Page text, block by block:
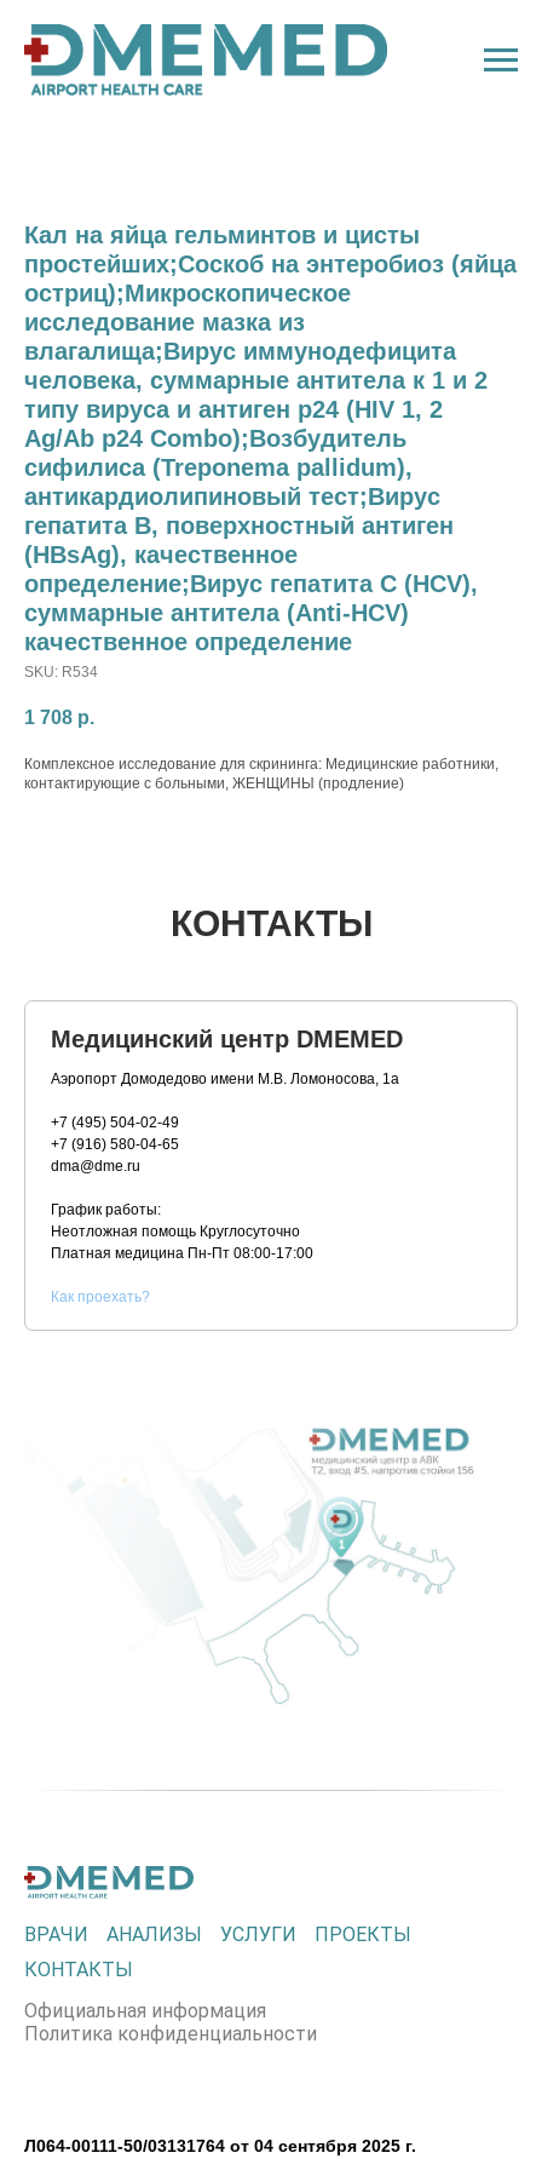
Кал на яйца гельминтов и цисты
простейших;Соскоб на энтеробиоз (яйца
остриц);Микроскопическое
исследование мазка из
влагалища;Вирус иммунодефицита
человека, суммарные антитела к 1 и 2
типу вируса и антиген p24 (HIV 1, 2
Ag/Ab p24 Combo);Возбудитель
сифилиса (Treponema pallidum),
антикардиолипиновый тест;Вирус
гепатита В, поверхностный антиген
(HBsAg), качественное
определение;Вирус гепатита С (HCV),
суммарные антитела (Anti-HCV)
качественное определение
SKU: R534
1 708 р.
Комплексное исследование для скрининга: Медицинские работники,
контактирующие с больными, ЖЕНЩИНЫ (продление)
КОНТАКТЫ
Медицинский центр DMEMED
Аэропорт Домодедово имени М.В. Ломоносова, 1а
+7 (495) 504-02-49
+7 (916) 580-04-65
dma@dme.ru
График работы:
Неотложная помощь Круглосуточно
Платная медицина Пн-Пт 08:00-17:00
Как проехать?
ВРАЧИ АНАЛИЗЫ УСЛУГИ
ПРОЕКТЫ
КОНТАКТЫ
Официальная информация
Политика конфиденциальности
Л064-00111-50/03131764 от 04 сентября 2025 г.